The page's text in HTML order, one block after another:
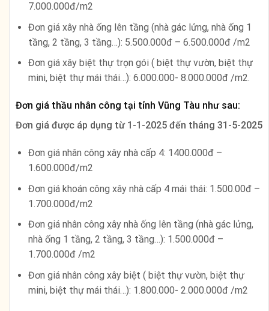
7.000.000đ/m2
Đơn giá xây nhà ống lên tầng (nhà gác lửng, nhà ống 1
tầng, 2 tầng, 3 tầng…): 5.500.000đ – 6.500.000đ /m2
Đơn giá xây biệt thự trọn gói ( biệt thự vườn, biệt thự
mini, biệt thự mái thái…): 6.000.000- 8.000.000đ /m2.
Đơn giá thầu nhân công tại tỉnh Vũng Tàu như sau:
Đơn giá được áp dụng từ 1-1-2025 đến tháng 31-5-2025
Đơn giá nhân công xây nhà cấp 4: 1400.000đ –
1.600.000đ/m2
Đơn giá khoán công xây nhà cấp 4 mái thái: 1.500.00đ –
1.700.000đ/m2
Đơn giá nhân công xây nhà ống lên tầng (nhà gác lửng,
nhà ống 1 tầng, 2 tầng, 3 tầng…): 1.500.000đ –
1.700.000đ /m2
Đơn giá nhân công xây biệt ( biệt thự vườn, biệt thự
mini, biệt thự mái thái…): 1.800.000- 2.000.000đ /m2